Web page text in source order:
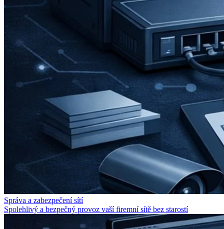
Správa a zabezpečení sítí
Spolehlivý a bezpečný provoz vaší firemní sítě bez starostí